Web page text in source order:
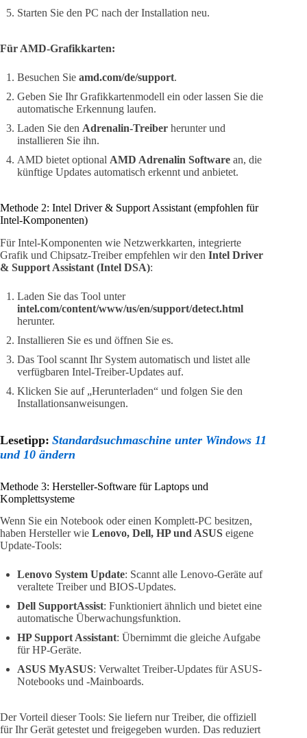
Starten Sie den PC nach der Installation neu.
Für AMD-Grafikkarten:
Besuchen Sie amd.com/de/support.
Geben Sie Ihr Grafikkartenmodell ein oder lassen Sie die
automatische Erkennung laufen.
Laden Sie den Adrenalin-Treiber herunter und
installieren Sie ihn.
AMD bietet optional AMD Adrenalin Software an, die
künftige Updates automatisch erkennt und anbietet.
Methode 2: Intel Driver & Support Assistant (empfohlen für
Intel-Komponenten)
Für Intel-Komponenten wie Netzwerkkarten, integrierte
Grafik und Chipsatz-Treiber empfehlen wir den Intel Driver
& Support Assistant (Intel DSA):
Laden Sie das Tool unter
intel.com/content/www/us/en/support/detect.html
herunter.
Installieren Sie es und öffnen Sie es.
Das Tool scannt Ihr System automatisch und listet alle
verfügbaren Intel-Treiber-Updates auf.
Klicken Sie auf „Herunterladen“ und folgen Sie den
Installationsanweisungen.
Lesetipp: Standardsuchmaschine unter Windows 11
und 10 ändern
Methode 3: Hersteller-Software für Laptops und
Komplettsysteme
Wenn Sie ein Notebook oder einen Komplett-PC besitzen,
haben Hersteller wie Lenovo, Dell, HP und ASUS eigene
Update-Tools:
Lenovo System Update: Scannt alle Lenovo-Geräte auf
veraltete Treiber und BIOS-Updates.
Dell SupportAssist: Funktioniert ähnlich und bietet eine
automatische Überwachungsfunktion.
HP Support Assistant: Übernimmt die gleiche Aufgabe
für HP-Geräte.
ASUS MyASUS: Verwaltet Treiber-Updates für ASUS-
Notebooks und -Mainboards.
Der Vorteil dieser Tools: Sie liefern nur Treiber, die offiziell
für Ihr Gerät getestet und freigegeben wurden. Das reduziert